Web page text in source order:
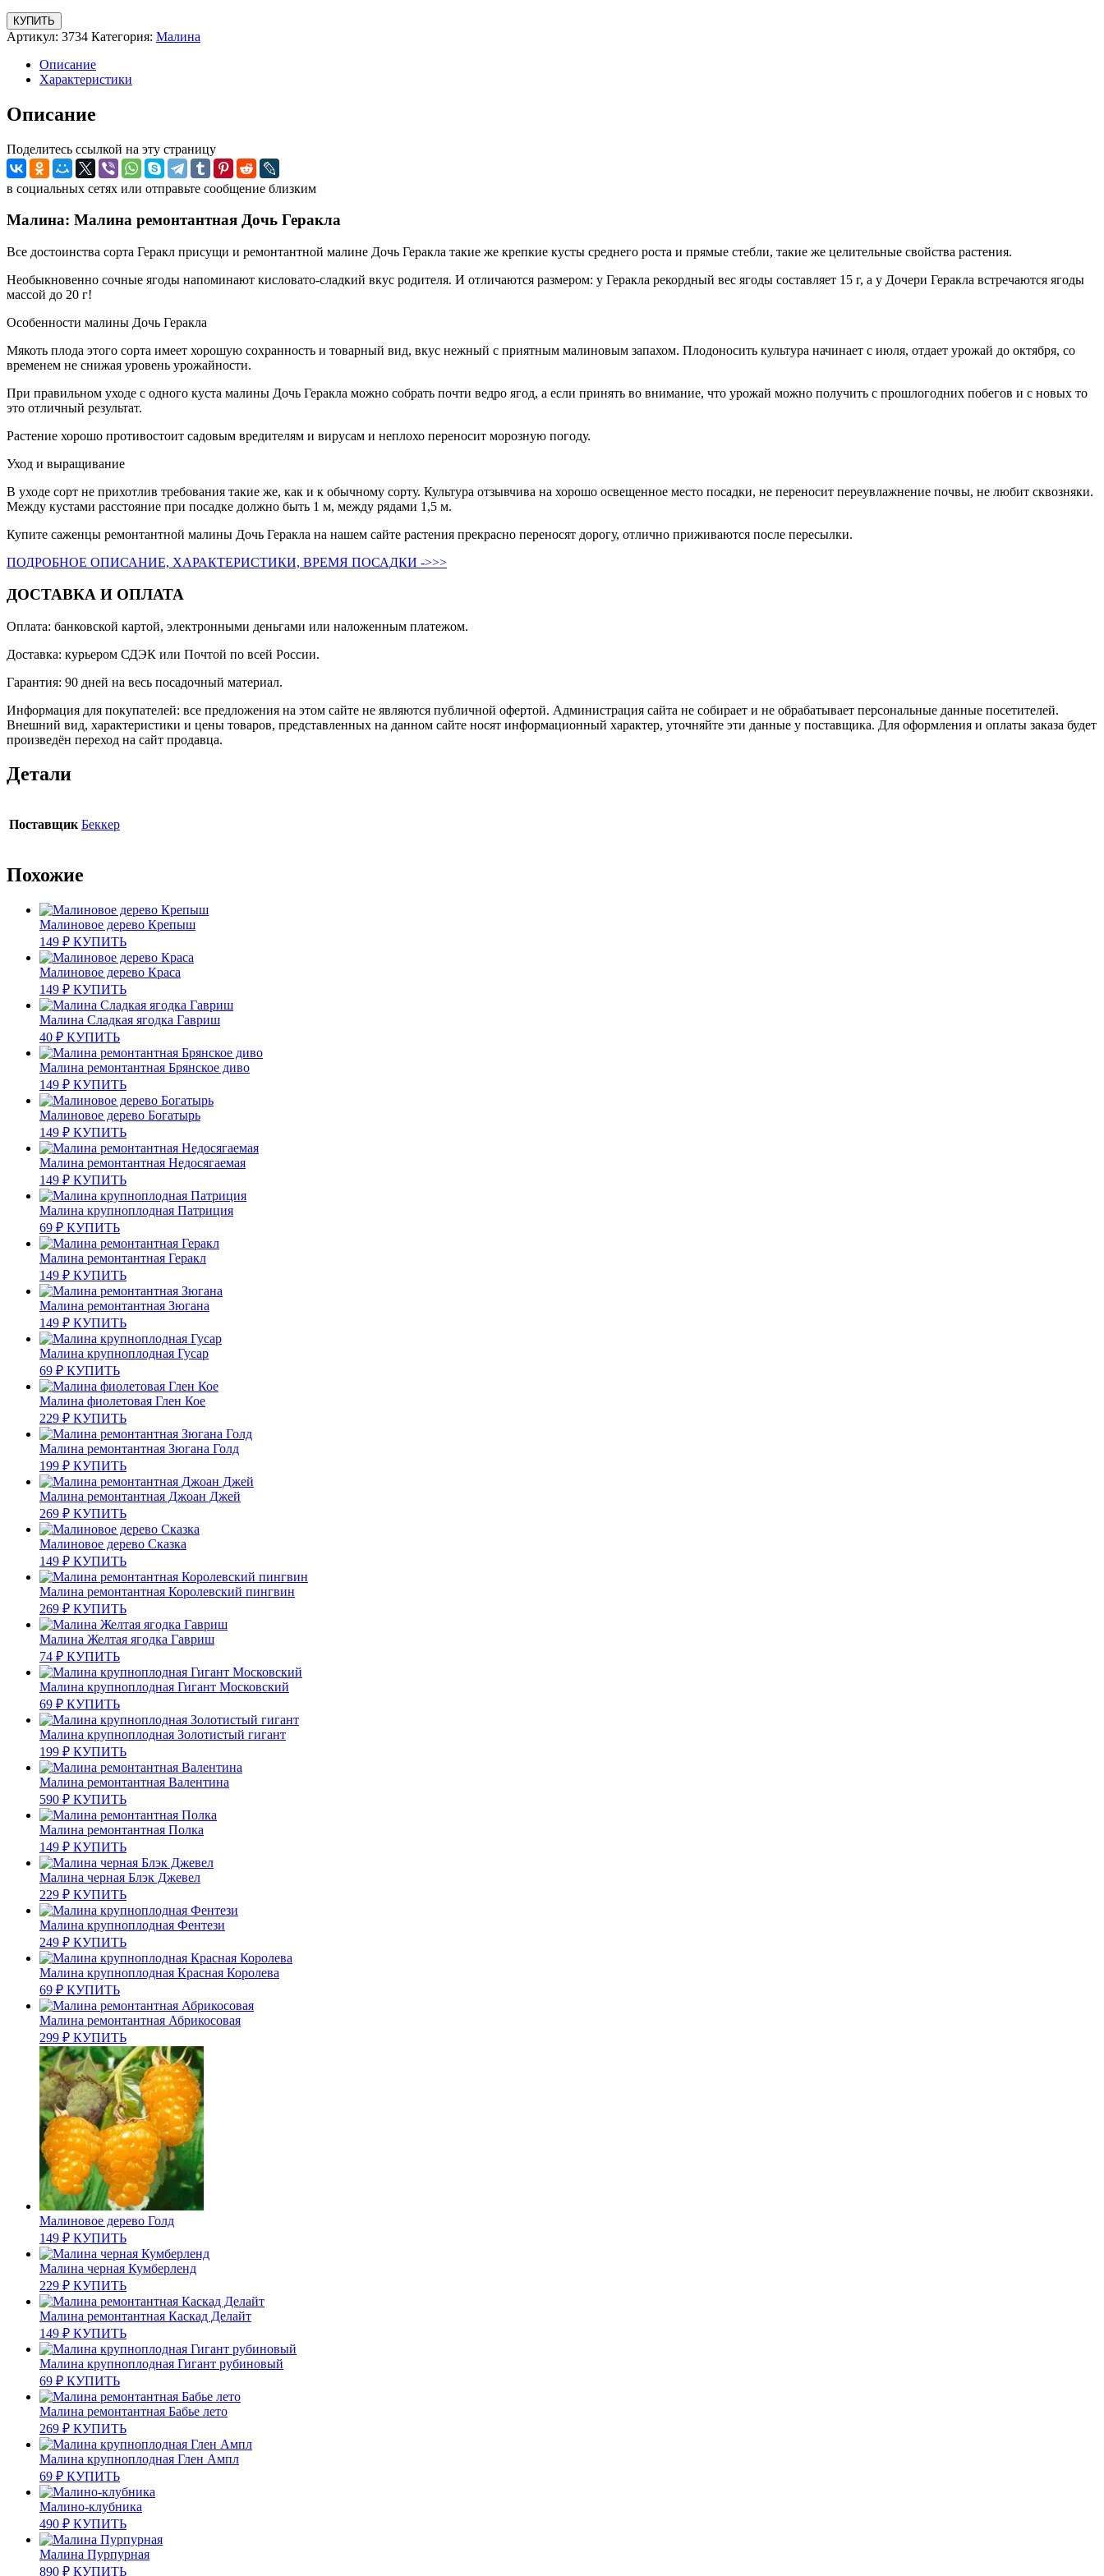
КУПИТЬ
Артикул: 3734 Категория: Малина
Описание
Характеристики
Описание
Поделитесь ссылкой на эту страницу
в социальных сетях или отправьте сообщение близким
Малина: Малина ремонтантная Дочь Геракла
Все достоинства сорта Геракл присущи и ремонтантной малине Дочь Геракла такие же крепкие кусты среднего роста и прямые стебли, такие же целительные свойства растения.
Необыкновенно сочные ягоды напоминают кисловато-сладкий вкус родителя. И отличаются размером: у Геракла рекордный вес ягоды составляет 15 г, а у Дочери Геракла встречаются ягоды
массой до 20 г!
Особенности малины Дочь Геракла
Мякоть плода этого сорта имеет хорошую сохранность и товарный вид, вкус нежный с приятным малиновым запахом. Плодоносить культура начинает с июля, отдает урожай до октября, со
временем не снижая уровень урожайности.
При правильном уходе с одного куста малины Дочь Геракла можно собрать почти ведро ягод, а если принять во внимание, что урожай можно получить с прошлогодних побегов и с новых то
это отличный результат.
Растение хорошо противостоит садовым вредителям и вирусам и неплохо переносит морозную погоду.
Уход и выращивание
В уходе сорт не прихотлив требования такие же, как и к обычному сорту. Культура отзывчива на хорошо освещенное место посадки, не переносит переувлажнение почвы, не любит сквозняки.
Между кустами расстояние при посадке должно быть 1 м, между рядами 1,5 м.
Купите саженцы ремонтантной малины Дочь Геракла на нашем сайте растения прекрасно переносят дорогу, отлично приживаются после пересылки.
ПОДРОБНОЕ ОПИСАНИЕ, ХАРАКТЕРИСТИКИ, ВРЕМЯ ПОСАДКИ ->>>
ДОСТАВКА И ОПЛАТА
Оплата: банковской картой, электронными деньгами или наложенным платежом.
Доставка: курьером СДЭК или Почтой по всей России.
Гарантия: 90 дней на весь посадочный материал.
Информация для покупателей: все предложения на этом сайте не являются публичной офертой. Администрация сайта не собирает и не обрабатывает персональные данные посетителей.
Внешний вид, характеристики и цены товаров, представленных на данном сайте носят информационный характер, уточняйте эти данные у поставщика. Для оформления и оплаты заказа будет
произведён переход на сайт продавца.
Детали
Поставщик Беккер
Похожие
Малиновое дерево Крепыш
149 ₽ КУПИТЬ
Малиновое дерево Краса
149 ₽ КУПИТЬ
Малина Сладкая ягодка Гавриш
40 ₽ КУПИТЬ
Малина ремонтантная Брянское диво
149 ₽ КУПИТЬ
Малиновое дерево Богатырь
149 ₽ КУПИТЬ
Малина ремонтантная Недосягаемая
149 ₽ КУПИТЬ
Малина крупноплодная Патриция
69 ₽ КУПИТЬ
Малина ремонтантная Геракл
149 ₽ КУПИТЬ
Малина ремонтантная Зюгана
149 ₽ КУПИТЬ
Малина крупноплодная Гусар
69 ₽ КУПИТЬ
Малина фиолетовая Глен Кое
229 ₽ КУПИТЬ
Малина ремонтантная Зюгана Голд
199 ₽ КУПИТЬ
Малина ремонтантная Джоан Джей
269 ₽ КУПИТЬ
Малиновое дерево Сказка
149 ₽ КУПИТЬ
Малина ремонтантная Королевский пингвин
269 ₽ КУПИТЬ
Малина Желтая ягодка Гавриш
74 ₽ КУПИТЬ
Малина крупноплодная Гигант Московский
69 ₽ КУПИТЬ
Малина крупноплодная Золотистый гигант
199 ₽ КУПИТЬ
Малина ремонтантная Валентина
590 ₽ КУПИТЬ
Малина ремонтантная Полка
149 ₽ КУПИТЬ
Малина черная Блэк Джевел
229 ₽ КУПИТЬ
Малина крупноплодная Фентези
249 ₽ КУПИТЬ
Малина крупноплодная Красная Королева
69 ₽ КУПИТЬ
Малина ремонтантная Абрикосовая
299 ₽ КУПИТЬ
Малиновое дерево Голд
149 ₽ КУПИТЬ
Малина черная Кумберленд
229 ₽ КУПИТЬ
Малина ремонтантная Каскад Делайт
149 ₽ КУПИТЬ
Малина крупноплодная Гигант рубиновый
69 ₽ КУПИТЬ
Малина ремонтантная Бабье лето
269 ₽ КУПИТЬ
Малина крупноплодная Глен Ампл
69 ₽ КУПИТЬ
Малино-клубника
490 ₽ КУПИТЬ
Малина Пурпурная
890 ₽ КУПИТЬ